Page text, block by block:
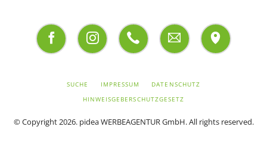
NAVIGATION
ÜBERSPRINGEN
SUCHE IMPRESSUM
DATENSCHUTZ
HINWEISGEBERSCHUTZGESETZ
© Copyright 2026. pidea WERBEAGENTUR GmbH. All rights reserved.